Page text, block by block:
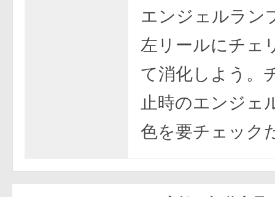
エンジェルラン
左リールにチェ
て消化しよう。
止時のエンジェ
色を要チェック